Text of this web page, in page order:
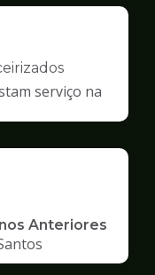
serviço na
Anteriores